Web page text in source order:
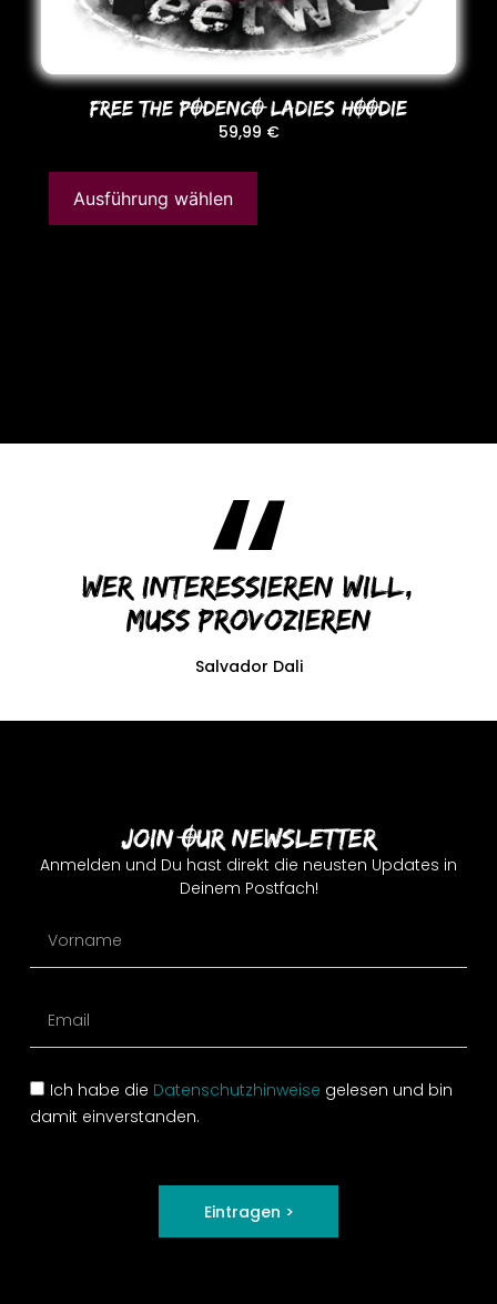
FREE THE PODENCO LADIES HOODIE
59,99 €
Ausführung wählen
Wer interessieren will,
muss provozieren
Salvador Dali
Join Our Newsletter
Anmelden und Du hast direkt die neusten Updates in
Deinem Postfach!
Ich habe die Datenschutzhinweise gelesen und bin
damit einverstanden.
Eintragen >